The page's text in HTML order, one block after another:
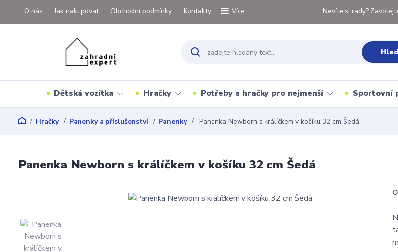
O nás Jak nakupovat Obchodní podmínky Kontakty Více Nevíte si rady?
Dětská vozítka Hračky Potřeby a hračky pro nejmenší Sportovní
Hračky Panenky a příslušenství Panenky Panenka Newborn s králíčkem v košíku 32 cm Šedá
Panenka Newborn s králíčkem v košíku 32 cm Šedá